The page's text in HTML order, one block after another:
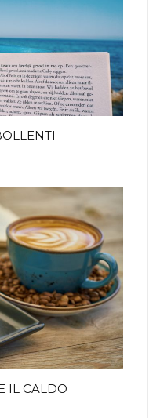
IL CALDO